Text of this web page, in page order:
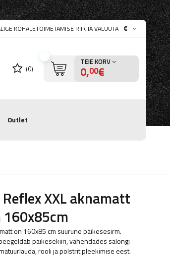
KOHALETOIMETAMISE RIIK JA VALUUTA €
(0)
TEIE KORV
0,00€
Outlet
XXL aknamatt
on 160x85 cm suurune päikesesirm.
päikesekiiri, vähendades salongi
​​rooli ja polstrit pleekimise eest.